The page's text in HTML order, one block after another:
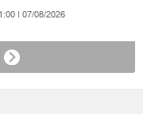
| 07/08/2026